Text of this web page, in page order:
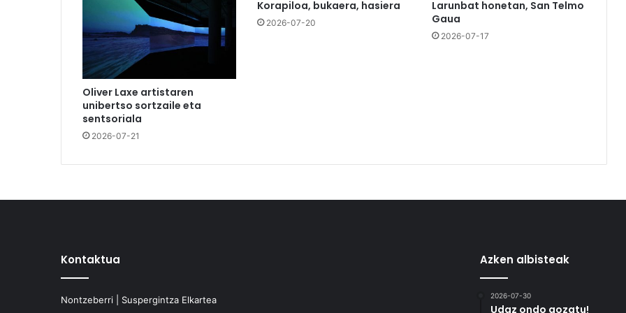
Oliver Laxe artistaren
unibertso sortzaile eta
sentsoriala
2026-07-21
Korapiloa, bukaera, hasiera
2026-07-20
Larunbat honetan, San Telmo
Gaua
2026-07-17
Kontaktua
Nontzeberri | Suspergintza Elkartea
Azken albisteak
2026-07-30
Udaz ondo gozatu!